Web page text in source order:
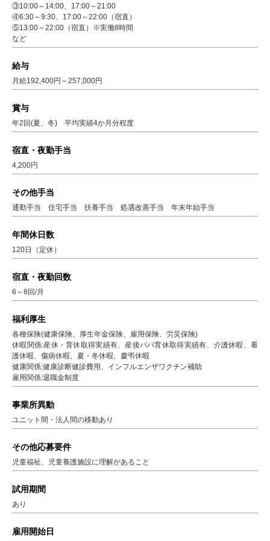
③10:00～14:00、17:00～21:00
④6:30～9:30、17:00～22:00（宿直）
⑤13:00～22:00（宿直）※実働8時間
など
給与
月給192,400円～257,000円
賞与
年2回(夏、冬) 平均実績4か月分程度
宿直・夜勤手当
4,200円
その他手当
通勤手当 住宅手当 扶養手当 処遇改善手当 年末年始手当
年間休日数
120日（定休）
宿直・夜勤回数
6～8回/月
福利厚生
各種保険(健康保険、厚生年金保険、雇用保険、労災保険)
休暇関係:産休・育休取得実績有、産後パパ育休取得実績有、介護休暇、看
護休暇、傷病休暇、夏・冬休暇、慶弔休暇
健康関係:健康診断健診費用、インフルエンザワクチン補助
雇用関係:退職金制度
事業所異動
ユニット間・法人間の移動あり
その他応募要件
児童福祉、児童養護施設に理解があること
試用期間
あり
雇用開始日